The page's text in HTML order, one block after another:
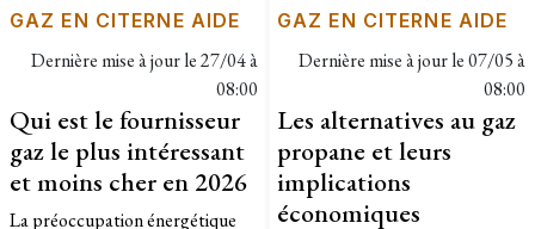
GAZ EN CITERNE AIDE
Dernière mise à jour le27/04 à
08:00
Qui est le fournisseur
gaz le plus intéressant
et moins cher en 2026
La préoccupation énergétique
GAZ EN CITERNE AIDE
Dernière mise à jour le07/05 à
08:00
Les alternatives au gaz
propane et leurs
implications
économiques